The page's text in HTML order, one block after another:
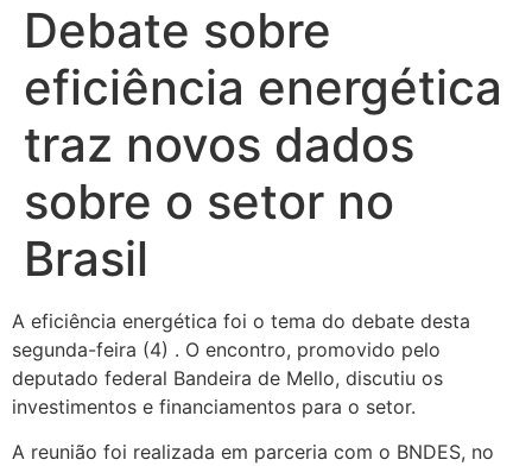
Debate sobre
eficiência energética
traz novos dados
sobre o setor no
Brasil
A eficiência energética foi o tema do debate desta
segunda-feira (4) . O encontro, promovido pelo
deputado federal Bandeira de Mello, discutiu os
investimentos e financiamentos para o setor.
A reunião foi realizada em parceria com o BNDES, no